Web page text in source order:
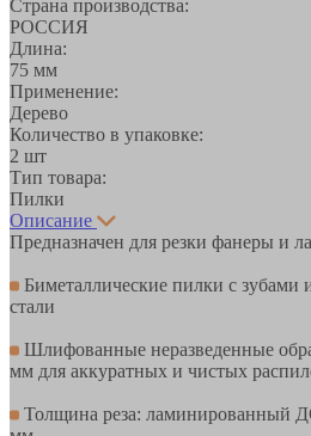
Страна производства:
РОССИЯ
Длина:
75 мм
Применение:
Дерево
Количество в упаковке:
2 шт
Тип товара:
Пилки
Описание
Предназначен для резки фанеры и
Биметаллические пилки с зубами
стали
Шлифованные неразведенные
мм для аккуратных и чистых
Толщина реза: ламинированный